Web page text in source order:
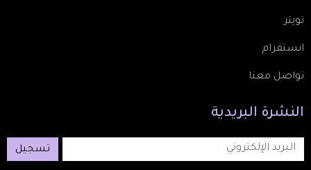
تويتر
انستقرام
تواصل معنا
النشرة البريدية
تسجيل